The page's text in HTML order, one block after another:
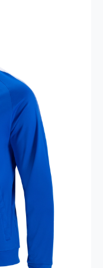
за 6 месяцев -
за 6 месяцев
за 6 месяцев
за 6 месяцев -